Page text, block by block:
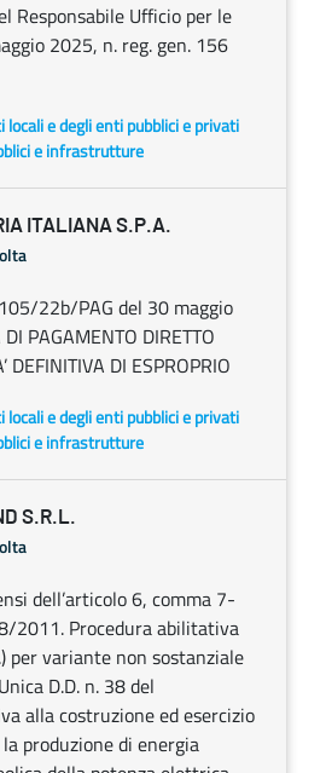
Responsabile Ufficio per le
2025, n. reg. gen. 156
e degli enti pubblici e privati
e infrastrutture
ITALIANA S.P.A.
22b/PAG del 30 maggio
PAGAMENTO DIRETTO
DEFINITIVA DI ESPROPRIO
e degli enti pubblici e privati
e infrastrutture
S.R.L.
dell’articolo 6, comma 7-
2011. Procedura abilitativa
per variante non sostanziale
D.D. n. 38 del
alla costruzione ed esercizio
produzione di energia